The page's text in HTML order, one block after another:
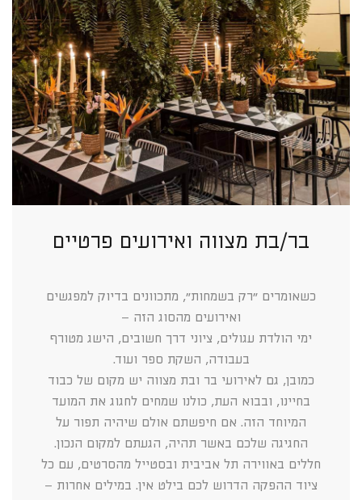
בר/בת מצווה ואירועים פרטיים
כשאומרים ״רק בשמחות״, מתכוונים בדיוק למפגשים
ואירועים מהסוג הזה –
ימי הולדת עגולים, ציוני דרך חשובים, הישג מטורף
בעבודה, השקת ספר ועוד.
כמובן, גם לאירועי בר ובת מצווה יש מקום של כבוד
בחיינו, ובבוא העת, כולנו שמחים לחגוג את המועד
המיוחד הזה. אם חיפשתם אולם שיהיה תפור על
החגיגה שלכם באשר תהיה, הגעתם למקום הנכון.
חללים באווירה תל אביבית ובסטייל מהסרטים, עם כל
ציוד ההפקה הדרוש לכם בילט אין. במילים אחרות –